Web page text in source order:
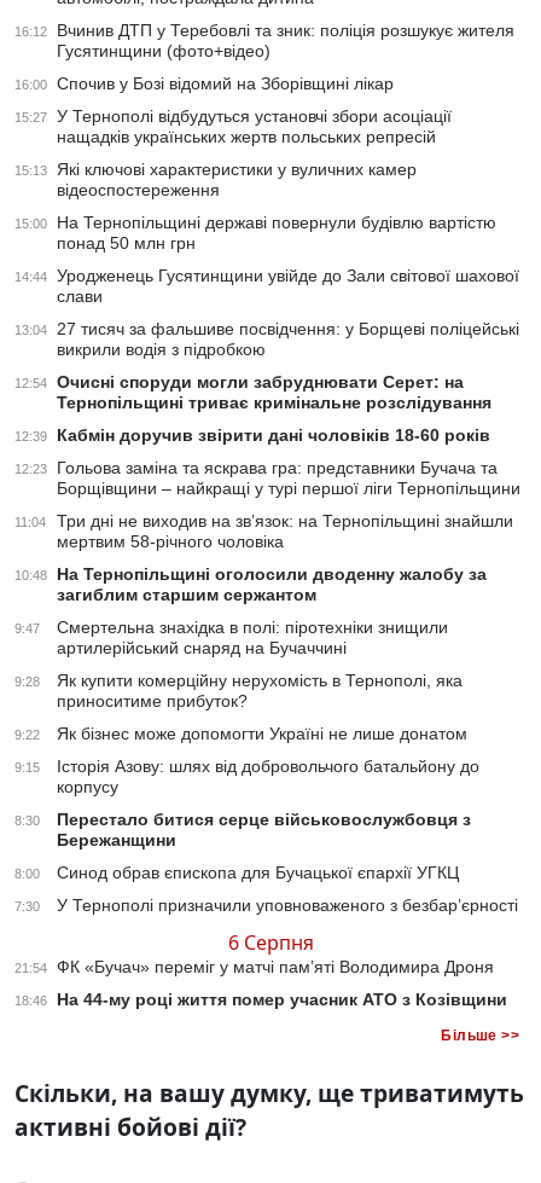
16:12
Вчинив ДТП у Теребовлі та зник: поліція розшукує жителя
Гусятинщини (фото+відео)
16:00 Спочив у Бозі відомий на Зборівщині лікар
15:27
У Тернополі відбудуться установчі збори асоціації
нащадків українських жертв польських репресій
15:13
Які ключові характеристики у вуличних камер
відеоспостереження
15:00
На Тернопільщині державі повернули будівлю вартістю
понад 50 млн грн
14:44
Уродженець Гусятинщини увійде до Зали світової шахової
слави
13:04
27 тисяч за фальшиве посвідчення: у Борщеві поліцейські
викрили водія з підробкою
12:54
Очисні споруди могли забруднювати Серет: на
Тернопільщині триває кримінальне розслідування
12:39 Кабмін доручив звірити дані чоловіків 18-60 років
12:23
Гольова заміна та яскрава гра: представники Бучача та
Борщівщини – найкращі у турі першої ліги Тернопільщини
11:04
Три дні не виходив на зв’язок: на Тернопільщині знайшли
мертвим 58-річного чоловіка
10:48
На Тернопільщині оголосили дводенну жалобу за
загиблим старшим сержантом
9:47
Смертельна знахідка в полі: піротехніки знищили
артилерійський снаряд на Бучаччині
9:28
Як купити комерційну нерухомість в Тернополі, яка
приноситиме прибуток?
9:22 Як бізнес може допомогти Україні не лише донатом
9:15
Історія Азову: шлях від добровольчого батальйону до
корпусу
8:30
Перестало битися серце військовослужбовця з
Бережанщини
8:00 Синод обрав єпископа для Бучацької єпархії УГКЦ
7:30 У Тернополі призначили уповноваженого з безбар’єрності
6 Серпня
21:54 ФК «Бучач» переміг у матчі пам’яті Володимира Дроня
18:46 На 44-му році життя помер учасник АТО з Козівщини
Більше >>
Скільки, на вашу думку, ще триватимуть
активні бойові дії?